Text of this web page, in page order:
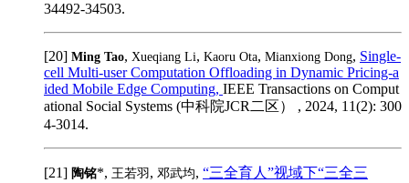
34492-34503.
[20] Ming Tao, Xueqiang Li, Kaoru Ota, Mianxiong Dong, Single-
cell Multi-user Computation Offloading in Dynamic Pricing-a
ided Mobile Edge Computing, IEEE Transactions on Comput
ational Social Systems (中科院JCR二区） , 2024, 11(2): 300
4-3014.
[21] 陶铭*, 王若羽 , 邓武均, “三全育人”视域下“三全三